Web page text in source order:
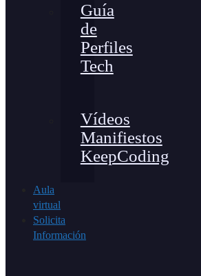
Guía
de
Perfiles
Tech
Vídeos
Manifiestos
KeepCoding
Aula
virtual
Solicita
Información